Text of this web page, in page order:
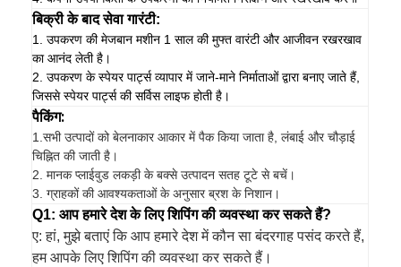
बिक्री के बाद सेवा गारंटी:
1. उपकरण की मेजबान मशीन 1 साल की मुफ्त वारंटी और आजीवन रखरखाव
का आनंद लेती है।
2. उपकरण के स्पेयर पार्ट्स व्यापार में जाने-माने निर्माताओं द्वारा बनाए जाते हैं,
जिससे स्पेयर पार्ट्स की सर्विस लाइफ होती है।
पैकिंग:
1.सभी उत्पादों को बेलनाकार आकार में पैक किया जाता है, लंबाई और चौड़ाई
चिह्नित की जाती है।
2. मानक प्लाईवुड लकड़ी के बक्से उत्पादन सतह टूटे से बचें।
3. ग्राहकों की आवश्यकताओं के अनुसार ब्रश के निशान।
Q1: आप हमारे देश के लिए शिपिंग की व्यवस्था कर सकते हैं?
ए: हां, मुझे बताएं कि आप हमारे देश में कौन सा बंदरगाह पसंद करते हैं,
हम आपके लिए शिपिंग की व्यवस्था कर सकते हैं।